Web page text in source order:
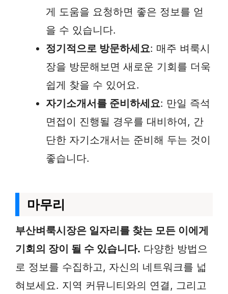
게 도움을 요청하면 좋은 정보를 얻
을 수 있습니다.
정기적으로 방문하세요: 매주 벼룩시
장을 방문해보면 새로운 기회를 더욱
쉽게 찾을 수 있어요.
자기소개서를 준비하세요: 만일 즉석
면접이 진행될 경우를 대비하여, 간
단한 자기소개서는 준비해 두는 것이
좋습니다.
마무리
부산벼룩시장은 일자리를 찾는 모든 이에게
기회의 장이 될 수 있습니다. 다양한 방법으
로 정보를 수집하고, 자신의 네트워크를 넓
혀보세요. 지역 커뮤니티와의 연결, 그리고